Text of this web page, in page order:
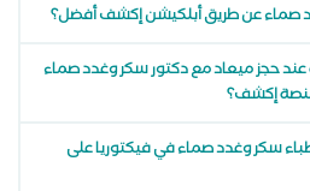
صماء عن طريق أبلكيشن إكشف أفضل؟
حجز ميعاد مع دكتور سكر وغدد صماء
إكشف؟
سكر وغدد صماء في فيكتوريا على